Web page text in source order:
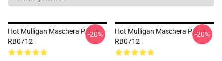
Hot Mulligan Maschera Piana
RB0712
-20%
Hot Mulligan Maschera Piana
RB0712
-20%